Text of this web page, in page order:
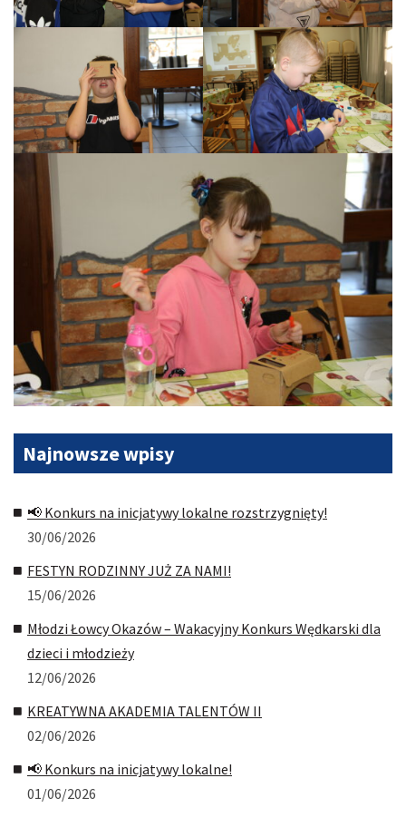
Najnowszewpisy
📢 Konkurs na inicjatywy lokalne rozstrzygnięty!
30/06/2026
FESTYN RODZINNY JUŻ ZA NAMI!
15/06/2026
Młodzi Łowcy Okazów – Wakacyjny Konkurs Wędkarski dla
dzieci i młodzieży
12/06/2026
KREATYWNA AKADEMIA TALENTÓW II
02/06/2026
📢 Konkurs na inicjatywy lokalne!
01/06/2026